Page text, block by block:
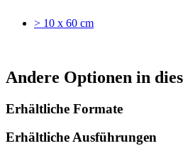
> 10 x 60 cm
Andere Optionen in
Erhältliche Formate
Erhältliche Ausführungen